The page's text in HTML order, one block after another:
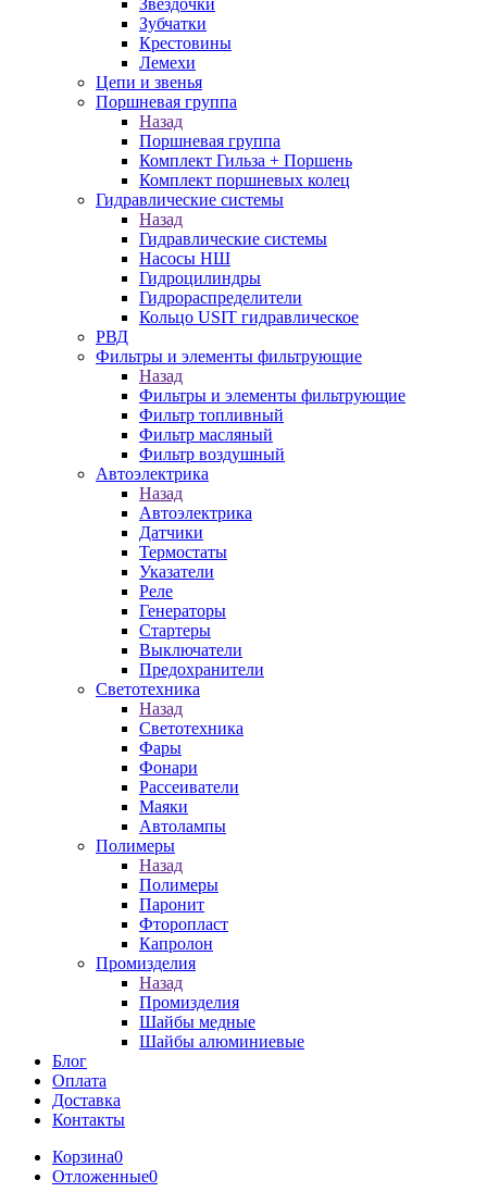
Звёздочки
Зубчатки
Крестовины
Лемехи
Цепи и звенья
Поршневая группа
Назад
Поршневая группа
Комплект Гильза + Поршень
Комплект поршневых колец
Гидравлические системы
Назад
Гидравлические системы
Насосы НШ
Гидроцилиндры
Гидрораспределители
Кольцо USIT гидравлическое
РВД
Фильтры и элементы фильтрующие
Назад
Фильтры и элементы фильтрующие
Фильтр топливный
Фильтр масляный
Фильтр воздушный
Автоэлектрика
Назад
Автоэлектрика
Датчики
Термостаты
Указатели
Реле
Генераторы
Стартеры
Выключатели
Предохранители
Светотехника
Назад
Светотехника
Фары
Фонари
Рассеиватели
Маяки
Автолампы
Полимеры
Назад
Полимеры
Паронит
Фторопласт
Капролон
Промизделия
Назад
Промизделия
Шайбы медные
Шайбы алюминиевые
Блог
Оплата
Доставка
Контакты
Корзина0
Отложенные0